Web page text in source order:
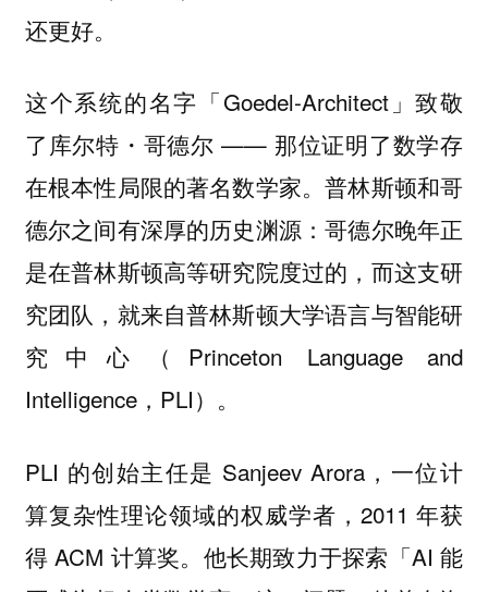
还更好。
这个系统的名字「Goedel-Architect」致敬
了库尔特・哥德尔 —— 那位证明了数学存
在根本性局限的著名数学家。普林斯顿和哥
德尔之间有深厚的历史渊源：哥德尔晚年正
是在普林斯顿高等研究院度过的，而这支研
究团队，就来自普林斯顿大学语言与智能研
究中心（Princeton Language and
Intelligence，PLI）。
PLI 的创始主任是 Sanjeev Arora，一位计
算复杂性理论领域的权威学者，2011 年获
得 ACM 计算奖。他长期致力于探索「AI 能